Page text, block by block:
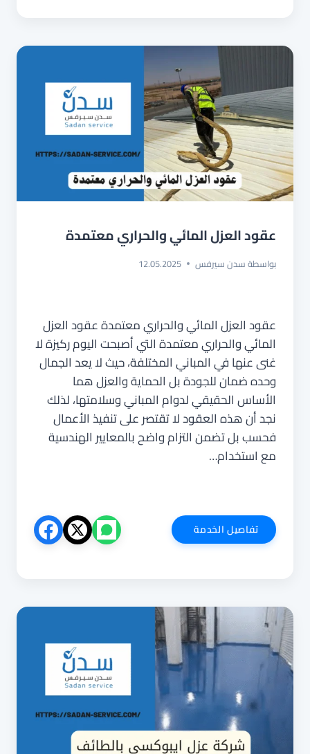
عقود العزل المائي والحراري معتمدة
بواسطةسدن سيرفس 12.05.2025
عقود العزل المائي والحراري معتمدة عقود العزل
المائي والحراري معتمدة التي أصبحت اليوم ركيزة لا
غنى عنها في المباني المختلفة، حيث لا يعد الجمال
وحده ضمان للجودة بل الحماية والعزل هما
الأساس الحقيقي لدوام المباني وسلامتها، لذلك
نجد أن هذه العقود لا تقتصر على تنفيذ الأعمال
فحسب بل تضمن التزام واضح بالمعايير الهندسية
مع استخدام…
تفاصيل الخدمةعقود
العزل